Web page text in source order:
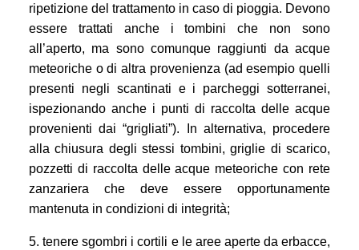
ripetizione del trattamento in caso di pioggia. Devono
essere trattati anche i tombini che non sono
all’aperto, ma sono comunque raggiunti da acque
meteoriche o di altra provenienza (ad esempio quelli
presenti negli scantinati e i parcheggi sotterranei,
ispezionando anche i punti di raccolta delle acque
provenienti dai “grigliati”). In alternativa, procedere
alla chiusura degli stessi tombini, griglie di scarico,
pozzetti di raccolta delle acque meteoriche con rete
zanzariera che deve essere opportunamente
mantenuta in condizioni di integrità;
5. tenere sgombri i cortili e le aree aperte da erbacce,